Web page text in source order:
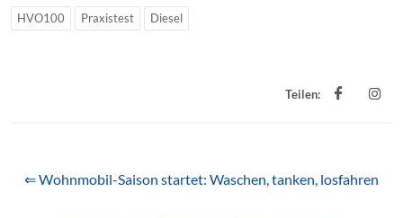
HVO100 Praxistest Diesel
Teilen:
⇐ Wohnmobil-Saison startet: Waschen, tanken, losfahren